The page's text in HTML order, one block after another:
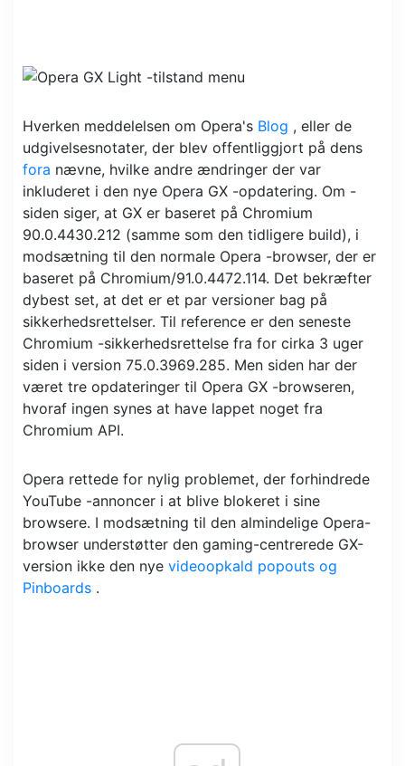
Hverken meddelelsen om Opera's Blog , eller de
udgivelsesnotater, der blev offentliggjort på dens
fora nævne, hvilke andre ændringer der var
inkluderet i den nye Opera GX -opdatering. Om -
siden siger, at GX er baseret på Chromium
90.0.4430.212 (samme som den tidligere build), i
modsætning til den normale Opera -browser, der er
baseret på Chromium/91.0.4472.114. Det bekræfter
dybest set, at det er et par versioner bag på
sikkerhedsrettelser. Til reference er den seneste
Chromium -sikkerhedsrettelse fra for cirka 3 uger
siden i version 75.0.3969.285. Men siden har der
været tre opdateringer til Opera GX -browseren,
hvoraf ingen synes at have lappet noget fra
Chromium API.
Opera rettede for nylig problemet, der forhindrede
YouTube -annoncer i at blive blokeret i sine
browsere. I modsætning til den almindelige Opera-
browser understøtter den gaming-centrerede GX-
version ikke den nye videoopkald popouts og
Pinboards .